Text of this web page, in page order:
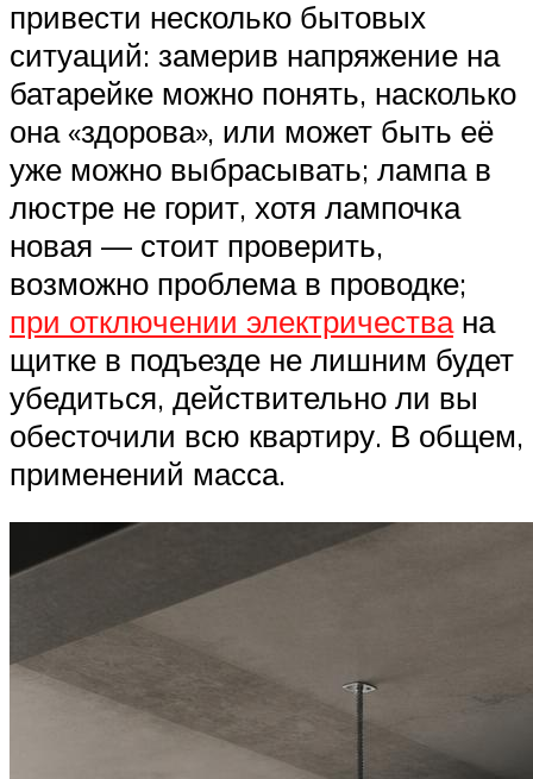
привести несколько бытовых
ситуаций: замерив напряжение на
батарейке можно понять, насколько
она «здорова», или может быть её
уже можно выбрасывать; лампа в
люстре не горит, хотя лампочка
новая — стоит проверить,
возможно проблема в проводке;
при отключении электричествана
щитке в подъезде не лишним будет
убедиться, действительно ли вы
обесточили всю квартиру. В общем,
применений масса.